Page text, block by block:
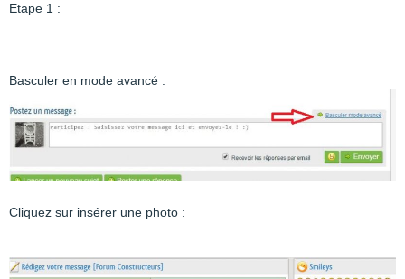
Etape 1 :
Basculer en mode avancé :
Cliquez sur insérer une photo :